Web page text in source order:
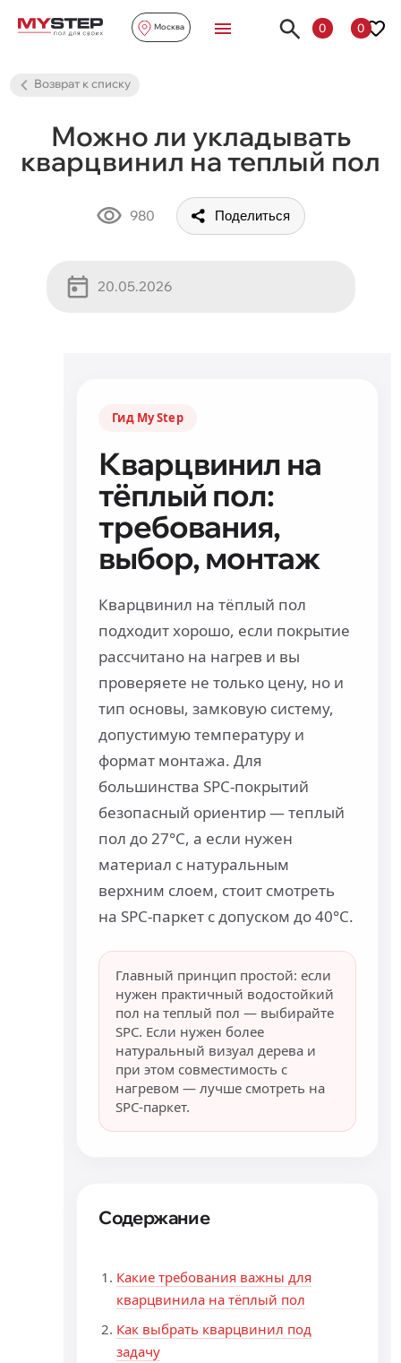
Москва 0 0
Возврат к списку
Можно ли укладывать
кварцвинил на теплый пол
980 Поделиться
20.05.2026
Гид My Step
Кварцвинил на
тёплый пол:
требования,
выбор, монтаж
Кварцвинил на тёплый пол
подходит хорошо, если покрытие
рассчитано на нагрев и вы
проверяете не только цену, но и
тип основы, замковую систему,
допустимую температуру и
формат монтажа. Для
большинства SPC-покрытий
безопасный ориентир — теплый
пол до 27°C, а если нужен
материал с натуральным
верхним слоем, стоит смотреть
на SPC-паркет с допуском до 40°C.
Главный принцип простой: если
нужен практичный водостойкий
пол на теплый пол — выбирайте
SPC. Если нужен более
натуральный визуал дерева и
при этом совместимость с
нагревом — лучше смотреть на
SPC-паркет.
Содержание
Какие требования важны для
кварцвинила на тёплый пол
Как выбрать кварцвинил под
задачу